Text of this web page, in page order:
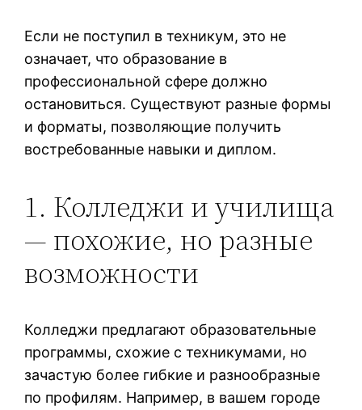
Если не поступил в техникум, это не
означает, что образование в
профессиональной сфере должно
остановиться. Существуют разные формы
и форматы, позволяющие получить
востребованные навыки и диплом.
1. Колледжи и училища
— похожие, но разные
возможности
Колледжи предлагают образовательные
программы, схожие с техникумами, но
зачастую более гибкие и разнообразные
по профилям. Например, в вашем городе